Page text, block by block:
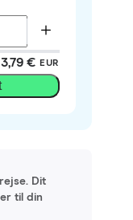
3,79 € EUR
Dit
til din